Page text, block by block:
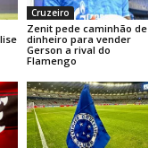
Cruzeiro
Zenit pede caminhão de
dinheiro para vender
Gerson a rival do
Flamengo